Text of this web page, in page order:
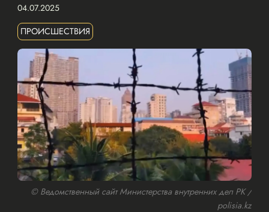
04.07.2025
ПРОИСШЕСТВИЯ
© Ведомственный сайт Министерства внутренних дел РК /
polisia.kz